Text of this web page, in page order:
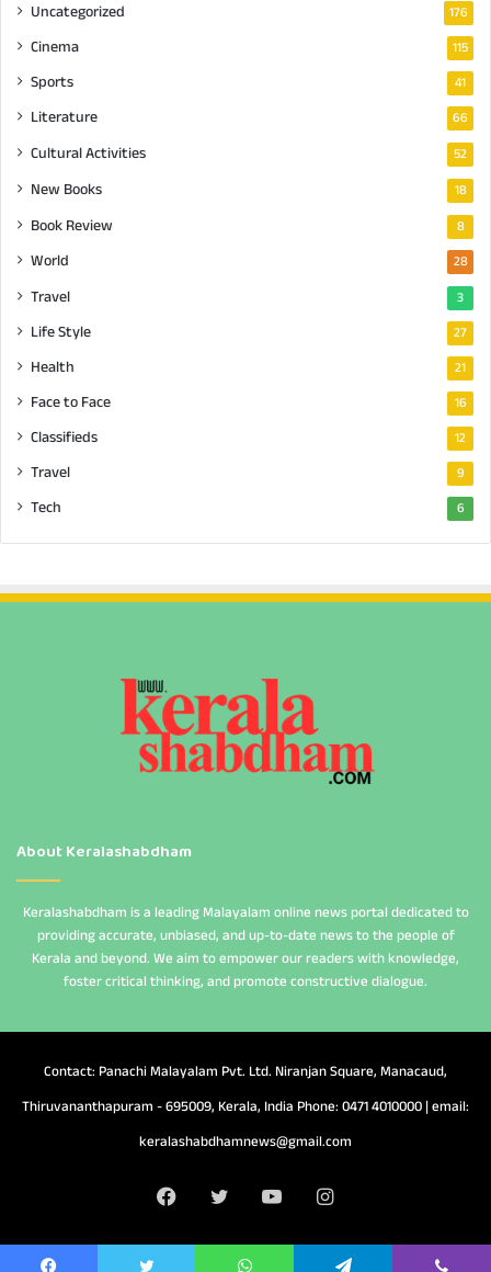
Uncategorized 176
Cinema 115
Sports 41
Literature 66
Cultural Activities 52
New Books 18
Book Review 8
World 28
Travel 3
Life Style 27
Health 21
Face to Face 16
Classifieds 12
Travel 9
Tech 6
About Keralashabdham
Keralashabdham is a leading Malayalam online news portal dedicated to
providing accurate, unbiased, and up-to-date news to the people of
Kerala and beyond. We aim to empower our readers with knowledge,
foster critical thinking, and promote constructive dialogue.
Contact: Panachi Malayalam Pvt. Ltd. Niranjan Square, Manacaud,
Thiruvananthapuram - 695009, Kerala, India Phone: 0471 4010000 | email:
keralashabdhamnews@gmail.com
FacebookTwitterYouTubeInstagram